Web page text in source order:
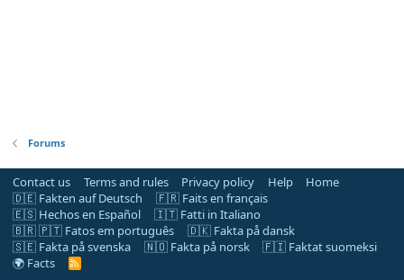
Forums
Contact us Terms and rules Privacy policy Help
Home
🇩🇪 Fakten auf Deutsch
🇫🇷 Faits en français
🇪🇸 Hechos en Español
🇮🇹 Fatti in Italiano
🇧🇷 🇵🇹 Fatos em português
🇩🇰 Fakta på dansk
🇸🇪 Fakta på svenska
🇳🇴 Fakta på norsk
🇫🇮 Faktat suomeksi
🌍 Facts
R